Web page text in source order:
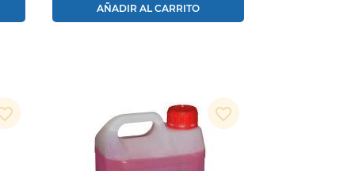
AÑADIR AL CARRITO
favorite_border